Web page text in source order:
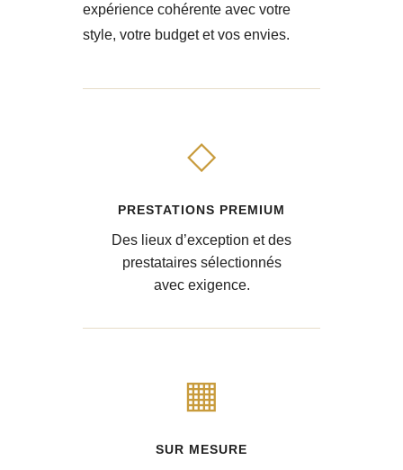
expérience cohérente avec votre
style, votre budget et vos envies.
◇
PRESTATIONS PREMIUM
Des lieux d’exception et des
prestataires sélectionnés
avec exigence.
▦
SUR MESURE